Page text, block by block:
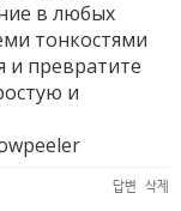
в любых
тонкостями
и превратите
и
답변 삭제